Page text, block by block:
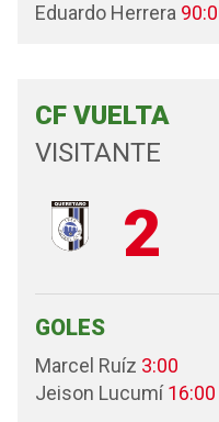
Eduardo Herrera
CF VUELTA
VISITANTE
2
GOLES
Marcel Ruíz 3:00
Jeison Lucumí16:00